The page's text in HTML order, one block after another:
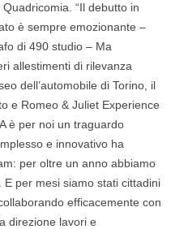
“Il debutto in
è sempre emozionante –
di 490 studio – Ma
allestimenti di rilevanza
dell’automobile di Torino, il
e Romeo & Juliet Experience
è per noi un traguardo
e innovativo ha
per oltre un anno abbiamo
per mesi siamo stati cittadini
efficacemente con
direzione lavori e